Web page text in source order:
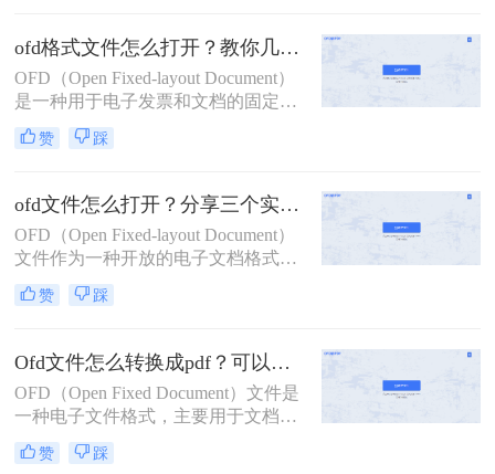
PDF格式呢？下面将介绍三种简便的
方法，帮助您轻松将发票转为PDF格
式。
ofd格式文件怎么打开？教你几个ofd怎么转换成jpg的小妙招
OFD（Open Fixed-layout Document）
是一种用于电子发票和文档的固定版
式文件格式，广泛应用于中国的政府
和企业中。由于其专业性和安全性，
开和查看。此外，有时需要将OFD文
件转换为更通用的JPG格式，以便于
查看和分享。本文将详细介绍ofd格式
文件怎么打开，并将其转换为JPG格
式。
赞 踩
ofd文件怎么打开？分享三个实用打开方式！
OFD（Open Fixed-layout Document）
文件作为一种开放的电子文档格式，
因其不依赖于特定软件或硬件平台的
特性，在政务、企业、教育等领域得
如何打开OFD文件仍感到困惑。那么
ofd文件怎么打开呢？本文将详细介绍
三种打开OFD文件的方法。
赞 踩
Ofd文件怎么转换成pdf？可以试试这3种方法！
OFD（Open Fixed Document）文件是
一种电子文件格式，主要用于文档的
存储、阅读、交换和打印等。然而，
由于OFD格式的普及程度相对较低，
赞 踩